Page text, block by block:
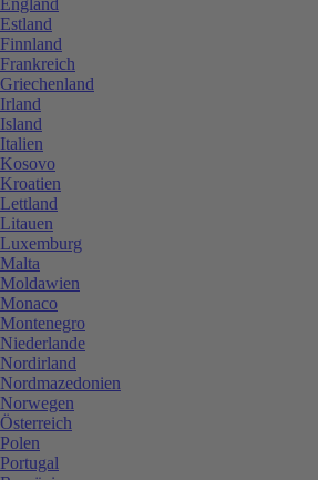
Estland
Finnland
Frankreich
Griechenland
Irland
Island
Italien
Kosovo
Kroatien
Lettland
Litauen
Luxemburg
Malta
Moldawien
Monaco
Montenegro
Niederlande
Nordirland
Nordmazedonien
Norwegen
Österreich
Polen
Portugal